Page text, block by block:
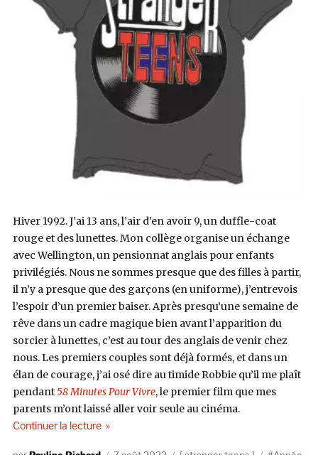
Hiver 1992. J’ai 13 ans, l’air d’en avoir 9, un duffle-coat
rouge et des lunettes. Mon collège organise un échange
avec Wellington, un pensionnat anglais pour enfants
privilégiés. Nous ne sommes presque que des filles à partir,
il n’y a presque que des garçons (en uniforme), j’entrevois
l’espoir d’un premier baiser. Après presqu’une semaine de
rêve dans un cadre magique bien avant l’apparition du
sorcier à lunettes, c’est au tour des anglais de venir chez
nous. Les premiers couples sont déjà formés, et dans un
élan de courage, j’ai osé dire au timide Robbie qu’il me plaît
pendant58 Minutes Pour Vivre, le premier film que mes
parents m’ont laissé aller voir seule au cinéma.
Continuer la lecturede « Stranger Teens #20 : « Stand By Me » par